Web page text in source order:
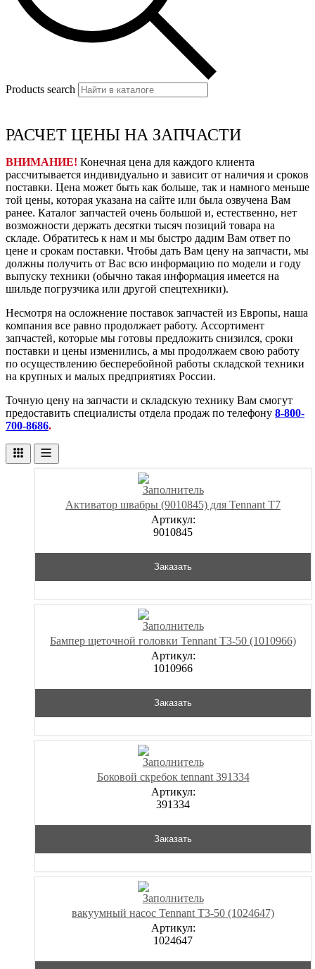
Products search
РАСЧЕТ ЦЕНЫ НА ЗАПЧАСТИ
ВНИМАНИЕ! Конечная цена для каждого клиента
рассчитывается индивидуально и зависит от наличия и сроков
поставки. Цена может быть как больше, так и намного меньше
той цены, которая указана на сайте или была озвучена Вам
ранее. Каталог запчастей очень большой и, естественно, нет
возможности держать десятки тысяч позиций товара на
складе. Обратитесь к нам и мы быстро дадим Вам ответ по
цене и срокам поставки. Чтобы дать Вам цену на запчасти, мы
должны получить от Вас всю информацию по модели и году
выпуску техники (обычно такая информация имеется на
шильде погрузчика или другой спецтехники).
Несмотря на осложнение поставок запчастей из Европы, наша
компания все равно продолжает работу. Ассортимент
запчастей, которые мы готовы предложить снизился, сроки
поставки и цены изменились, а мы продолжаем свою работу
по осуществлению бесперебойной работы складской техники
на крупных и малых предприятиях России.
Точную цену на запчасти и складскую технику Вам смогут
предоставить специалисты отдела продаж по телефону 8-800-
700-8686.
Активатор швабры (9010845) для Tennant T7
Артикул:
9010845
Заказать
Бампер щеточной головки Tennant T3-50 (1010966)
Артикул:
1010966
Заказать
Боковой скребок tennant 391334
Артикул:
391334
Заказать
вакуумный насос Tennant T3-50 (1024647)
Артикул:
1024647